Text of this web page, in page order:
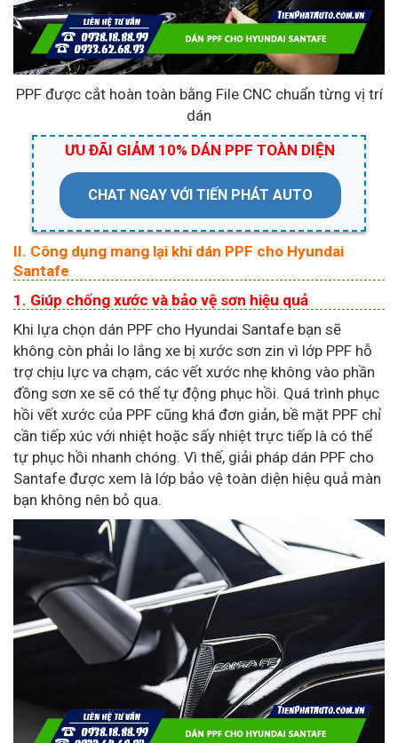
PPF được cắt hoàn toàn bằng File CNC chuẩn từng vị trí
dán
ƯU ĐÃI GIẢM 10% DÁN PPF TOÀN DIỆN
CHAT NGAY VỚI TIẾN PHÁT AUTO
II. Công dụng mang lại khi dán PPF cho Hyundai
Santafe
1. Giúp chống xước và bảo vệ sơn hiệu quả
Khi lựa chọn dán PPF cho Hyundai Santafe bạn sẽ
không còn phải lo lắng xe bị xước sơn zin vì lớp PPF hỗ
trợ chịu lực va chạm, các vết xước nhẹ không vào phần
đồng sơn xe sẽ có thể tự động phục hồi. Quá trình phục
hồi vết xước của PPF cũng khá đơn giản, bề mặt PPF chỉ
cần tiếp xúc với nhiệt hoặc sấy nhiệt trực tiếp là có thể
tự phục hồi nhanh chóng. Vì thế, giải pháp dán PPF cho
Santafe được xem là lớp bảo vệ toàn diện hiệu quả màn
bạn không nên bỏ qua.